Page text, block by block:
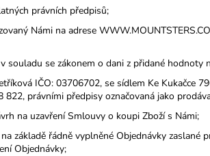
právních předpisů;
Námi na adrese
se zákonem o dani z přidané hodnoty
IČO: 03706702, se sídlem Ke Kukačce
právními předpisy označovaná jako
uzavření Smlouvy o koupi Zboží s Námi;
řádně vyplněné Objednávky zaslané
Objednávky;